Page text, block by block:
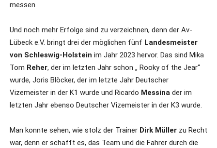
messen.
Und noch mehr Erfolge sind zu verzeichnen, denn der Av-
Lübeck e.V. bringt drei der möglichen fünf Landesmeister
von Schleswig-Holstein im Jahr 2023 hervor. Das sind Mika
Tom Reher, der im letzten Jahr schon „ Rooky of the Jear“
wurde, Joris Blöcker, der im letzte Jahr Deutscher
Vizemeister in der K1 wurde und Ricardo Messina der im
letzten Jahr ebenso Deutscher Vizemeister in der K3 wurde.
Man konnte sehen, wie stolz der Trainer Dirk Müller zu Recht
war, denn er schafft es, das Team und die Fahrer durch die